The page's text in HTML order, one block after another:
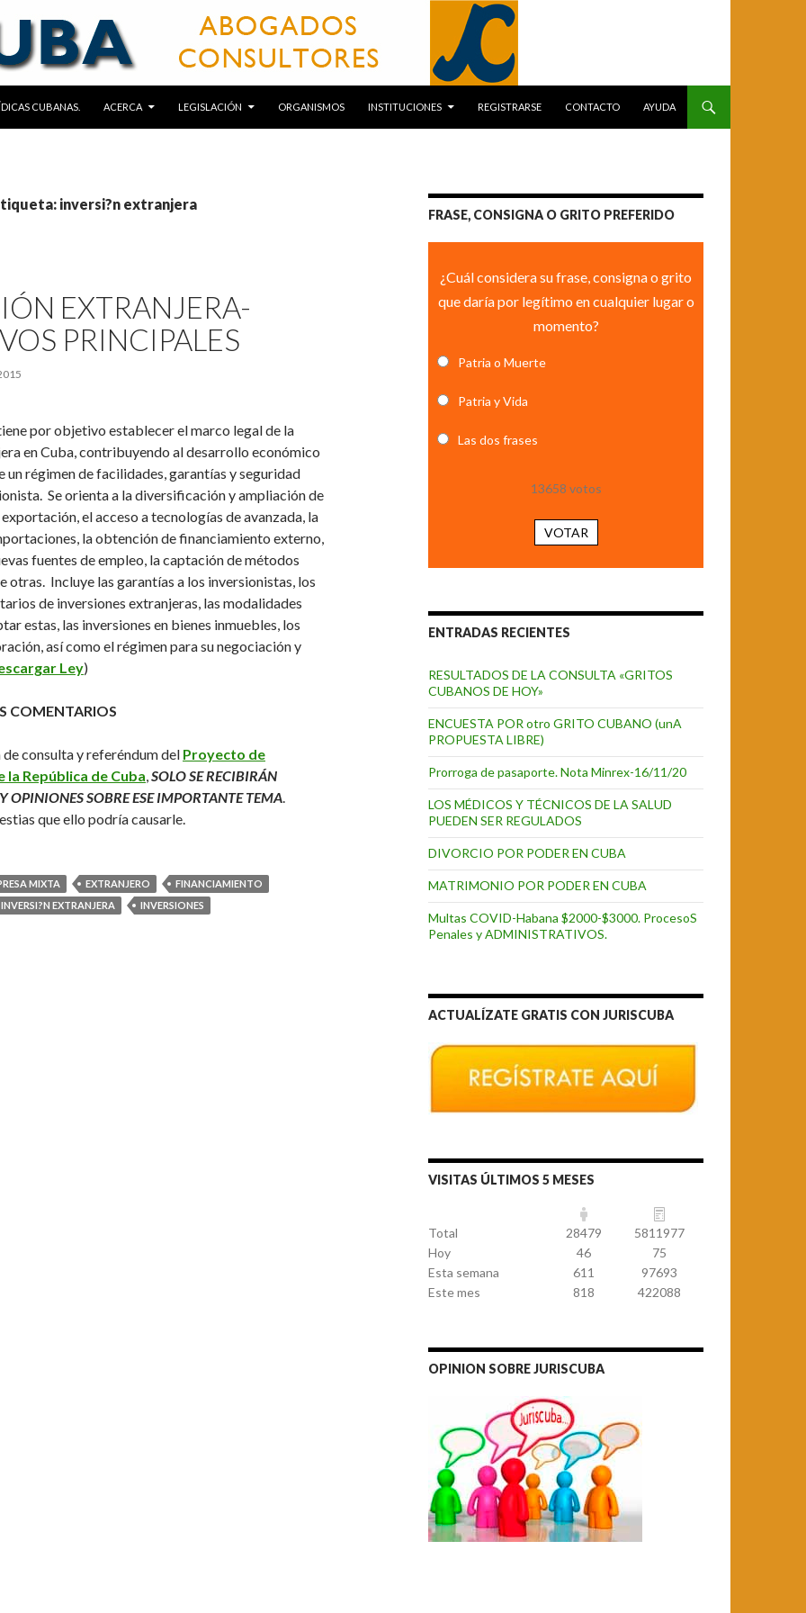
CUBANAS.
ACERCA LEGISLACIÓN ORGANISMOS INSTITUCIONES REGISTRARSE CONTACTO AYUDA
inversi?n extranjera
EXTRANJERA-
PRINCIPALES
por objetivo establecer el marco legal de la
en Cuba, contribuyendo al desarrollo económico
un régimen de facilidades, garantías y seguridad
Se orienta a la diversificación y ampliación de
el acceso a tecnologías de avanzada, la
la obtención de financiamiento ex­ter­no,
fuentes de empleo, la captación de métodos
otras. Incluye las garantías a los inversionistas, los
de inversiones ex­tran­jeras, las modalidades
estas, las inversiones en bienes inmuebles, los
así como el régimen para su negociación y
Ley)
COMENTARIOS
consulta y referéndum del Proyecto de
República de Cuba,SOLO SE RECIBIRÁN
OPINIONES SOBRE ESE IMPORTANTE TEMA.
que ello podría causarle.
MIXTA EXTRANJERO
FINANCIAMIENTO
INVERSI?N EXTRANJERA INVERSIONES
FRASE, CONSIGNA O GRITO PREFERIDO
¿Cuál considera su frase, consigna o grito
que daría por legítimo en cualquier lugar o
momento?
Patria o Muerte
Patria y Vida
Las dos frases
13658 votos
VOTAR
ENTRADAS RECIENTES
RESULTADOS DE LA CONSULTA «GRITOS
CUBANOS DE HOY»
ENCUESTA POR otro GRITO CUBANO (unA
PROPUESTA LIBRE)
Prorroga de pasaporte. Nota Minrex-16/11/20
LOS MÉDICOS Y TÉCNICOS DE LA SALUD
PUEDEN SER REGULADOS
DIVORCIO POR PODER EN CUBA
MATRIMONIO POR PODER EN CUBA
Multas COVID-Habana $2000-$3000. ProcesoS
Penales y ADMINISTRATIVOS.
ACTUALÍZATE GRATIS CON JURISCUBA
VISITAS ÚLTIMOS 5 MESES
Total 28479
5811977
Hoy
46
75
Esta semana
611
97693
Este mes
818 422088
OPINION SOBRE JURISCUBA